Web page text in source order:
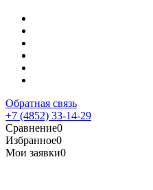
Обратная связь
+7 (4852) 33-14-29
Сравнение0
Избранное0
Мои заявки0